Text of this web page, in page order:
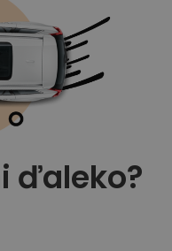
ďaleko?